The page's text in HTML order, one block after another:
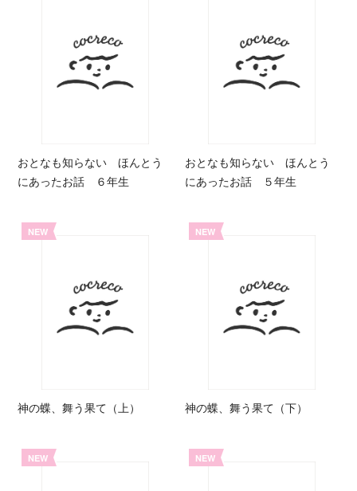
おとなも知らない ほんとう
にあったお話 ６年生
おとなも知らない ほんとう
にあったお話 ５年生
NEW
神の蝶、舞う果て（上）
NEW
神の蝶、舞う果て（下）
NEW NEW